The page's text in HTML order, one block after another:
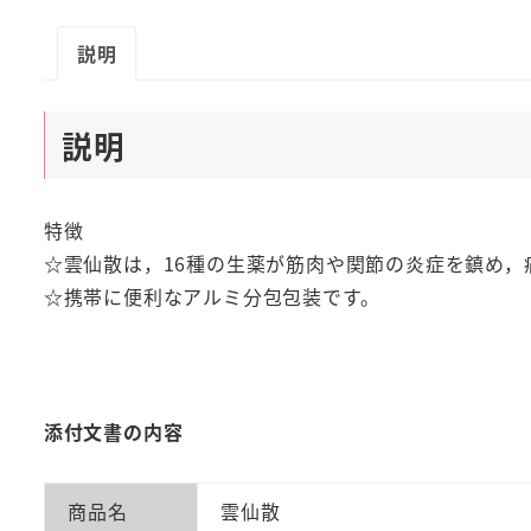
説明
説明
特徴
☆雲仙散は，16種の生薬が筋肉や関節の炎症を鎮め，
☆携帯に便利なアルミ分包包装です。
添付文書の内容
商品名 雲仙散